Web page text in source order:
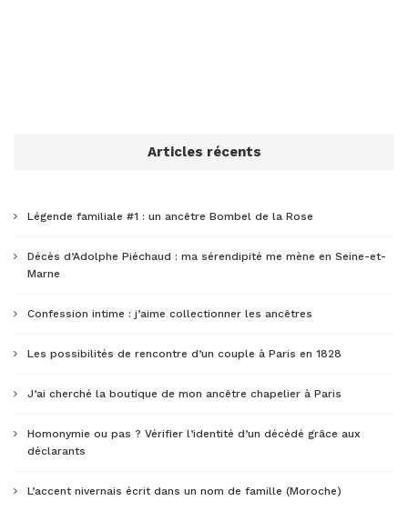
Articles récents
Légende familiale #1 : un ancêtre Bombel de la Rose
Décès d’Adolphe Piéchaud : ma sérendipité me mène en Seine-et-
Marne
Confession intime : j’aime collectionner les ancêtres
Les possibilités de rencontre d’un couple à Paris en 1828
J’ai cherché la boutique de mon ancêtre chapelier à Paris
Homonymie ou pas ? Vérifier l’identité d’un décédé grâce aux
déclarants
L’accent nivernais écrit dans un nom de famille (Moroche)